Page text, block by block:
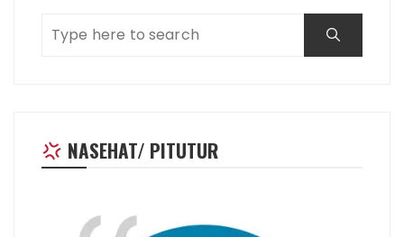
NASEHAT/ PITUTUR